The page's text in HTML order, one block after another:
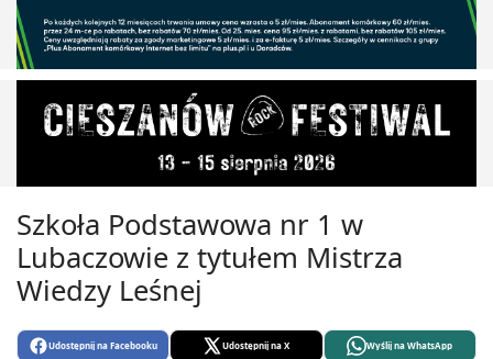
Szkoła Podstawowa nr 1 w
Lubaczowie z tytułem Mistrza
Wiedzy Leśnej
Udostępnij na Facebooku Udostępnij na X Wyślij na WhatsApp